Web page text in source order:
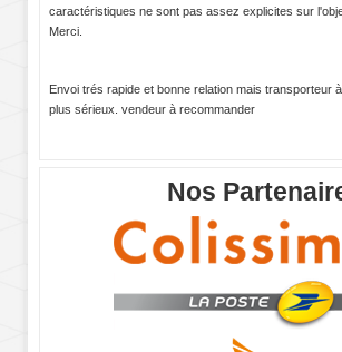
caractéristiques ne sont pas assez explicites sur
Merci.
Envoi trés rapide et bonne relation mais transporteur
plus sérieux. vendeur à recommander
Nos